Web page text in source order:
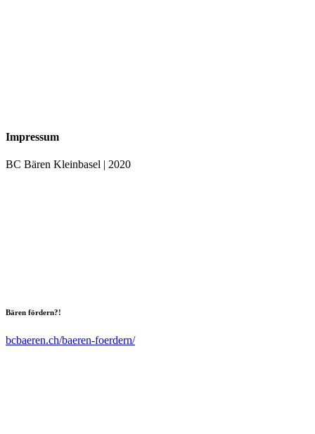
Impressum
BC Bären Kleinbasel | 2020
Bären fördern?!
bcbaeren.ch/baeren-foerdern/